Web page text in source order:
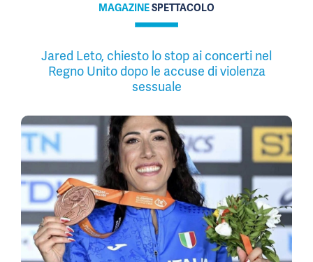
MAGAZINESPETTACOLO
Jared Leto, chiesto lo stop ai concerti nel
Regno Unito dopo le accuse di violenza
sessuale